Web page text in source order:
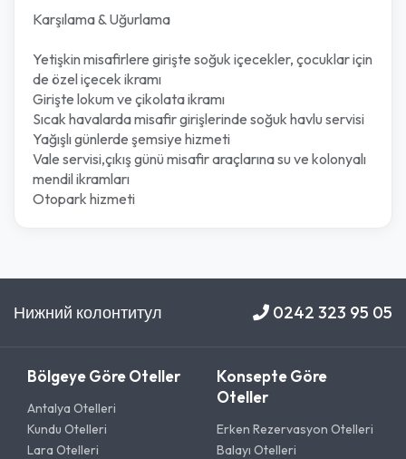
Karşılama & Uğurlama
Yetişkin misafirlere girişte soğuk içecekler, çocuklar için
de özel içecek ikramı
Girişte lokum ve çikolata ikramı
Sıcak havalarda misafir girişlerinde soğuk havlu servisi
Yağışlı günlerde şemsiye hizmeti
Vale servisi,çıkış günü misafir araçlarına su ve kolonyalı
mendil ikramları
Otopark hizmeti
Нижний колонтитул 0242 323 95 05
Bölgeye Göre Oteller
Antalya Otelleri
Kundu Otelleri
Lara Otelleri
Konsepte Göre
Oteller
Erken Rezervasyon Otelleri
Balayı Otelleri